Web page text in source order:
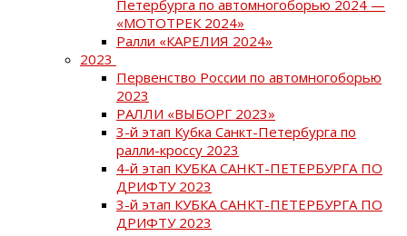
Петербурга по автомногоборью 2024 —
«МОТОТРЕК 2024»
Ралли «КАРЕЛИЯ 2024»
2023
Первенство России по автомногоборью
2023
РАЛЛИ «ВЫБОРГ 2023»
3-й этап Кубка Санкт-Петербурга по
ралли-кроссу 2023
4-й этап КУБКА САНКТ-ПЕТЕРБУРГА ПО
ДРИФТУ 2023
3-й этап КУБКА САНКТ-ПЕТЕРБУРГА ПО
ДРИФТУ 2023